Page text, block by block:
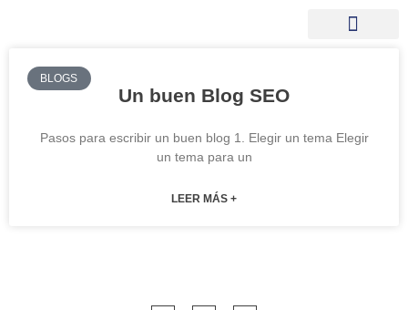
BLOGS
Un buen Blog SEO
Pasos para escribir un buen blog 1. Elegir un tema Elegir
un tema para un
LEER MÁS +